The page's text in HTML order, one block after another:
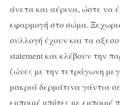
άνετα και αέρινα, ώστε να
εφαρμογή στο σώμα.
συλλογή έχουν και τα
statement και κλέβουν την
ζώνες με την τετράγωνη
μακριά δερμάτινα γάντια
εμπριμέ μπότες με εμπριμέ